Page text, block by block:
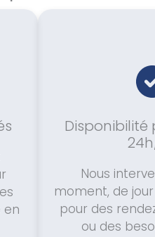
en
Nous
moment, de
pour des
ou des